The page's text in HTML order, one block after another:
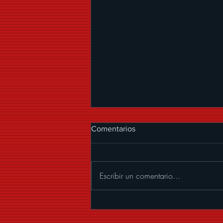
PRESENTA “MUCHOS
Comentarios
Escribir un comentario...